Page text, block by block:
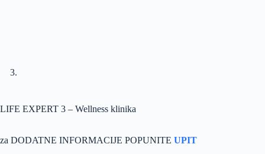
LIFE EXPERT 3 – Wellness klinika
za DODATNE INFORMACIJE POPUNITE UPIT